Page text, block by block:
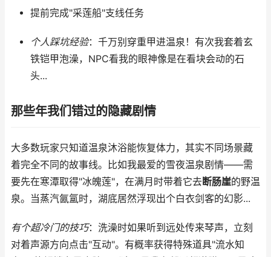
提前完成"采莲船"支线任务
个人踩坑经验：千万别穿重甲进温泉！有次我套着玄
铁铠甲泡澡，NPC看我的眼神像是在看块会动的石
头...
那些年我们错过的隐藏剧情
大多数玩家只知道温泉沐浴能恢复体力，其实不同场景藏
着完全不同的故事线。比如我最爱的雪夜温泉剧情——需
要先在寒潭取得"冰魄莲"，在满月时带着它去断肠崖的野温
泉。当蒸汽氤氲时，湖底居然浮现出个白衣剑客的幻影...
有个超冷门的技巧：洗澡时如果听到远处传来琴声，立刻
对着声源方向点击"互动"。有概率获得特殊道具"流水知